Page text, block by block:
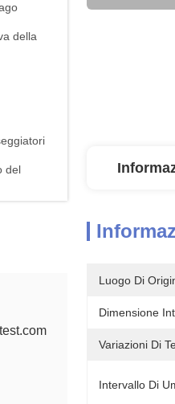
della
del
Luogo Di
Dimensione
Variazioni Di
Intervallo Di